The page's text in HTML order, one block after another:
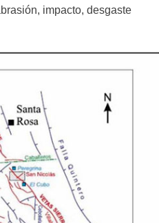
impacto, desgaste